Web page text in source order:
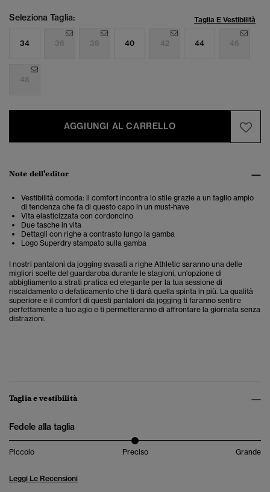
Seleziona Taglia: Taglia E Vestibilità
34 36 38 40 42 44 46
48
AGGIUNGI AL CARRELLO
Note dell'editor
Vestibilità comoda: il comfort incontra lo stile grazie a un taglio ampio
di tendenza che fa di questo capo in un must-have
Vita elasticizzata con cordoncino
Due tasche in vita
Dettagli con righe a contrasto lungo la gamba
Logo Superdry stampato sulla gamba
I nostri pantaloni da jogging svasati a righe Athletic saranno una delle
migliori scelte del guardaroba durante le stagioni, un'opzione di
abbigliamento a strati pratica ed elegante per la tua sessione di
riscaldamento o defaticamento che ti darà quella spinta in più. La qualità
superiore e il comfort di questi pantaloni da jogging ti faranno sentire
perfettamente a tuo agio e ti permetteranno di affrontare la giornata senza
distrazioni.
Taglia e vestibilità
Fedele alla taglia
Piccolo Preciso Grande
Leggi Le Recensioni